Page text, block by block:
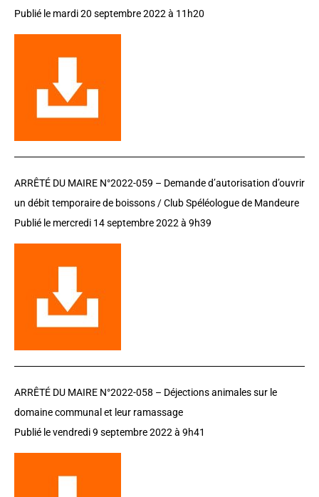
Publié le mardi 20 septembre 2022 à 11h20
ARRÊTÉ DU MAIRE N°2022-059 – Demande d’autorisation d’ouvrir
un débit temporaire de boissons / Club Spéléologue de Mandeure
Publié le mercredi 14 septembre 2022 à 9h39
ARRÊTÉ DU MAIRE N°2022-058 – Déjections animales sur le
domaine communal et leur ramassage
Publié le vendredi 9 septembre 2022 à 9h41